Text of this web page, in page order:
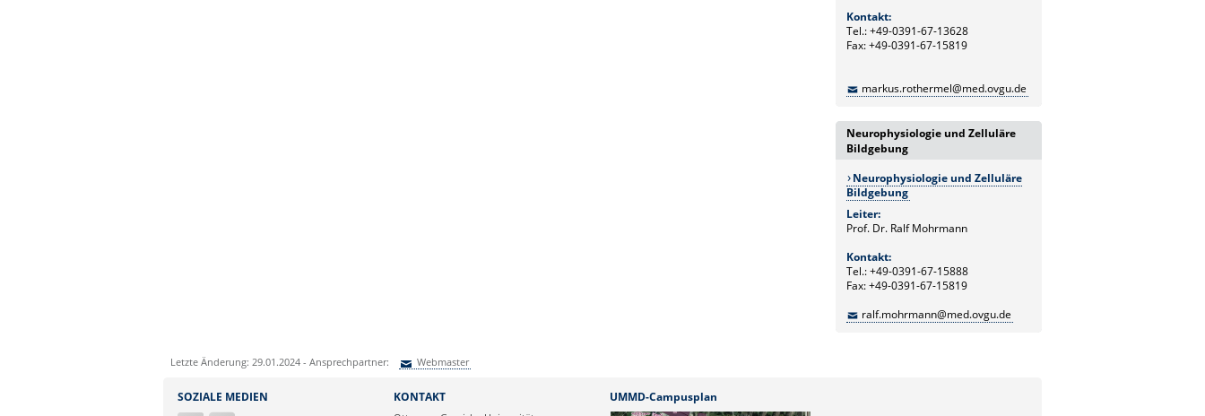
Kontakt:
Tel.: +49-0391-67-13628
Fax: +49-0391-67-15819
markus.rothermel@med.ovgu.de
Neurophysiologie und Zelluläre
Bildgebung
Neurophysiologie und Zelluläre
Bildgebung
Leiter:
Prof. Dr. Ralf Mohrmann
Kontakt:
Tel.: +49-0391-67-15888
Fax: +49-0391-67-15819
ralf.mohrmann@med.ovgu.de
Letzte Änderung: 29.01.2024 - Ansprechpartner: Webmaster
Ihre E-Mailadresse:
SOZIALE MEDIEN KONTAKT UMMD-Campusplan